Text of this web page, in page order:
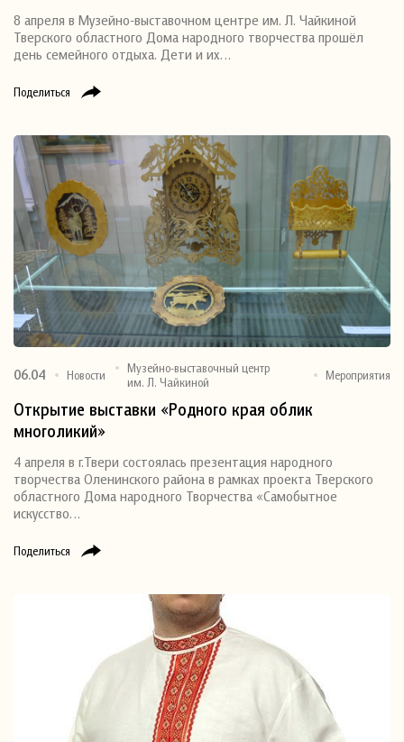
Поделиться
8 апреля в Музейно-выставочном центре им. Л. Чайкиной
Тверского областного Дома народного творчества прошёл
день семейного отдыха. Дети и их…
Поделиться
06.04 Новости
Музейно-выставочный центр
им. Л. Чайкиной
Мероприятия
Открытие выставки «Родного края облик
многоликий»
4 апреля в г.Твери состоялась презентация народного
творчества Оленинского района в рамках проекта Тверского
областного Дома народного Творчества «Самобытное
искусство…